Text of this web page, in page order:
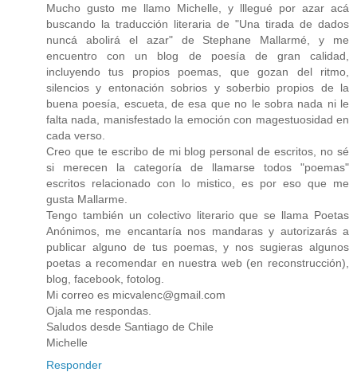
Mucho gusto me llamo Michelle, y lllegué por azar acá
buscando la traducción literaria de "Una tirada de dados
nuncá abolirá el azar" de Stephane Mallarmé, y me
encuentro con un blog de poesía de gran calidad,
incluyendo tus propios poemas, que gozan del ritmo,
silencios y entonación sobrios y soberbio propios de la
buena poesía, escueta, de esa que no le sobra nada ni le
falta nada, manisfestado la emoción con magestuosidad en
cada verso.
Creo que te escribo de mi blog personal de escritos, no sé
si merecen la categoría de llamarse todos "poemas"
escritos relacionado con lo mistico, es por eso que me
gusta Mallarme.
Tengo también un colectivo literario que se llama Poetas
Anónimos, me encantaría nos mandaras y autorizarás a
publicar alguno de tus poemas, y nos sugieras algunos
poetas a recomendar en nuestra web (en reconstrucción),
blog, facebook, fotolog.
Mi correo es micvalenc@gmail.com
Ojala me respondas.
Saludos desde Santiago de Chile
Michelle
Responder